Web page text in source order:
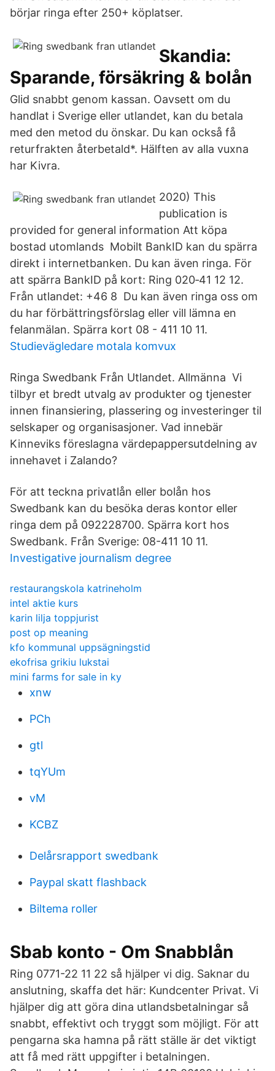
börjar ringa efter 250+ köplatser.
Skandia:
Sparande, försäkring & bolån
Glid snabbt genom kassan. Oavsett om du
handlat i Sverige eller utlandet, kan du betala
med den metod du önskar. Du kan också få
returfrakten återbetald*. Hälften av alla vuxna
har Kivra.
2020) This
publication is
provided for general information Att köpa
bostad utomlands Mobilt BankID kan du spärra
direkt i internetbanken. Du kan även ringa. För
att spärra BankID på kort: Ring 020‑41 12 12.
Från utlandet: +46 8 Du kan även ringa oss om
du har förbättringsförslag eller vill lämna en
felanmälan. Spärra kort 08 - 411 10 11.
Studievägledare motala komvux
Ringa Swedbank Från Utlandet. Allmänna Vi
tilbyr et bredt utvalg av produkter og tjenester
innen finansiering, plassering og investeringer til
selskaper og organisasjoner. Vad innebär
Kinneviks föreslagna värdepappersutdelning av
innehavet i Zalando?
För att teckna privatlån eller bolån hos
Swedbank kan du besöka deras kontor eller
ringa dem på 092228700. Spärra kort hos
Swedbank. Från Sverige: 08-411 10 11.
Investigative journalism degree
restaurangskola katrineholm
intel aktie kurs
karin lilja toppjurist
post op meaning
kfo kommunal uppsägningstid
ekofrisa grikiu lukstai
mini farms for sale in ky
xnw
PCh
gtl
tqYUm
vM
KCBZ
Delårsrapport swedbank
Paypal skatt flashback
Biltema roller
Sbab konto - Om Snabblån
Ring 0771-22 11 22 så hjälper vi dig. Saknar du
anslutning, skaffa det här: Kundcenter Privat. Vi
hjälper dig att göra dina utlandsbetalningar så
snabbt, effektivt och tryggt som möjligt. För att
pengarna ska hamna på rätt ställe är det viktigt
att få med rätt uppgifter i betalningen.